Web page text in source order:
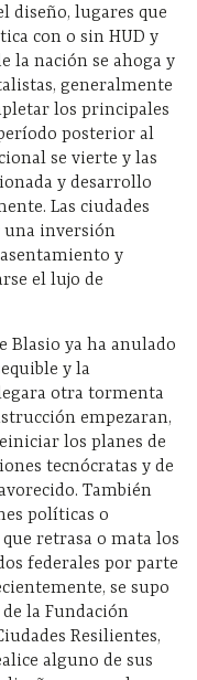
diseño, lugares que
con o sin HUD y
la nación se ahoga y
generalmente
los principales
posterior al
se vierte y las
y desarrollo
Las ciudades
una inversión
y
el lujo de
Blasio ya ha anulado
y la
otra tormenta
empezaran,
los planes de
tecnócratas y de
También
políticas o
retrasa o mata los
federales por parte
se supo
de la Fundación
Resilientes,
alguno de sus